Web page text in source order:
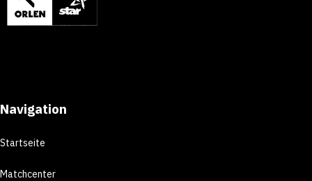
Navigation
Startseite
Matchcenter